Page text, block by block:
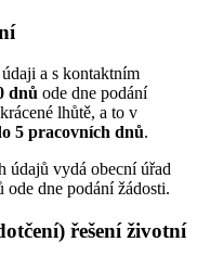
a s kontaktním
dnů ode dne podání
lhůtě, a to v
5 pracovních dnů.
údajů vydá obecní úřad
ode dne podání žádosti.
řešení životní